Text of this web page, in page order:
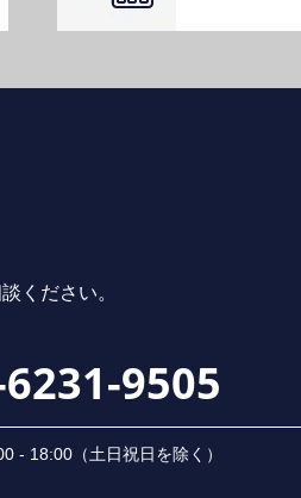
ください。
9505
- 18:00（⼟⽇祝⽇を除く）